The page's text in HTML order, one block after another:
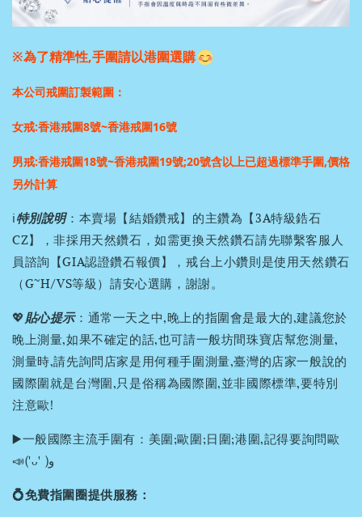
※為了精準性,手圍請以港圍選購
本公司戒圍訂製範圍：
女戒:香港戒圍8號~香港戒圍16號
男戒:香港戒圍18號~香港戒圍19號;20號含以上已超過標準手圍,價格
另外計算
ℹ️特別說明：本賣場【結婚鑽戒】的主鑽為【3A特級鋯石
CZ】，非採用天然鑽石，如需更換天然鑽石請先聯繫客服人
員諮詢【GIA認證鑽石報價】，戒台上小鑽則是使用天然鑽石
（G~H/VS等級）請安心選購，謝謝。
💖貼心提示：通常一天之中,晚上的指圍會是最大的,建議您於
晚上測量,如果不確定的話,也可請一般坊間珠寶店幫您測量,
測量時,請先詢問店家是用何種手圍測量,臺灣的店家一般說的
國際圍就是台灣圍,只是俗稱為國際圍,並非國際標準,要特別
注意歐!
▶️一般國際主流手圍有：美圍;歐圍;日圍;港圍,記得要詢問歐
📣('ᴗ' )و
💍免費指圍圈提供服務：